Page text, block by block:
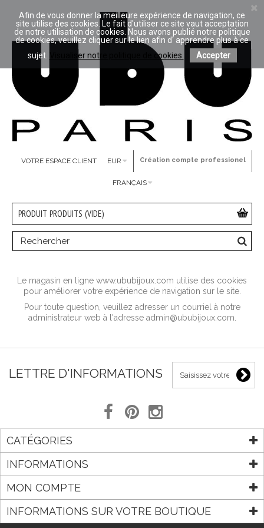
VOTRE ESPACE CLIENT Création compte professionel
EUR
FRANÇAIS
PRODUIT PRODUITS (VIDE)
Le magasin en ligne www.ububijoux.com utilise des cookies
pour améliorer votre expérience de navigation sur le site.
Pour toute question, veuillez adresser un courriel à notre
administrateur web à l'adresse admin@ububijoux.com.
LETTRE D'INFORMATIONS
CATÉGORIES
INFORMATIONS
MON COMPTE
INFORMATIONS SUR VOTRE BOUTIQUE
Afin de vous donner la meilleure expérience de navigation, ce
site utilise des cookies. Le fait d'utiliser ce site vaut acceptation
de notre utilisation de cookies. Nous avons publié notre politique
de cookies, veuillez cliquer sur le lien afin d' apprendre plus à ce
sujet.
Visualiser notre politique de cookies. Accepter